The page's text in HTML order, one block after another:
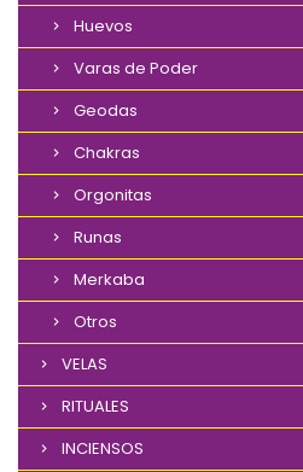
Huevos
Varas de Poder
Geodas
Chakras
Orgonitas
Runas
Merkaba
Otros
VELAS
RITUALES
INCIENSOS